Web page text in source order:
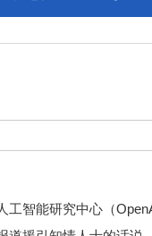
智能研究中心（